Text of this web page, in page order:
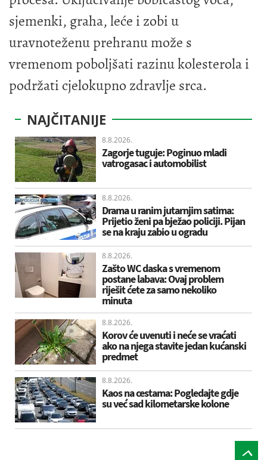
sjemenki, graha, leće i zobi u
uravnoteženu prehranu može s
vremenom poboljšati razinu kolesterola i
podržati cjelokupno zdravlje srca.
NAJČITANIJE
8.8.2026.
Zagorje tuguje: Poginuo mladi
vatrogasac i automobilist
8.8.2026.
Drama u ranim jutarnjim satima:
Prijetio ženi pa bježao policiji. Pijan
se na kraju zabio u ogradu
8.8.2026.
Zašto WC daska s vremenom
postane labava: Ovaj problem
riješit ćete za samo nekoliko
minuta
8.8.2026.
Korov će uvenuti i neće se vraćati
ako na njega stavite jedan kućanski
predmet
8.8.2026.
Kaos na cestama: Pogledajte gdje
su već sad kilometarske kolone